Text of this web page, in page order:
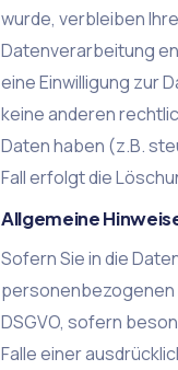
wurde, verbleiben
Datenverarbeitung
eine Einwilligung zur
keine anderen
Daten haben (z.B.
Fall erfolgt die
Allgemeine
Sofern Sie in die
personenbezogenen
DSGVO, sofern
Falle einer